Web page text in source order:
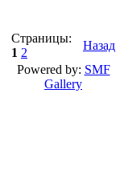
Страницы:
1 2
Назад
Powered by: SMF
Gallery